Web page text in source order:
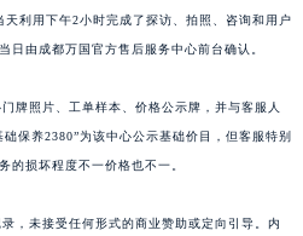
利用下午2小时完成了探访、拍照、咨询和用户
日由成都万国官方售后服务中心前台确认。
牌照片、工单样本、价格公示牌，并与客服人
保养2380”为该中心公示基础价目，但客服特别
的损坏程度不一价格也不一。
，未接受任何形式的商业赞助或定向引导。内